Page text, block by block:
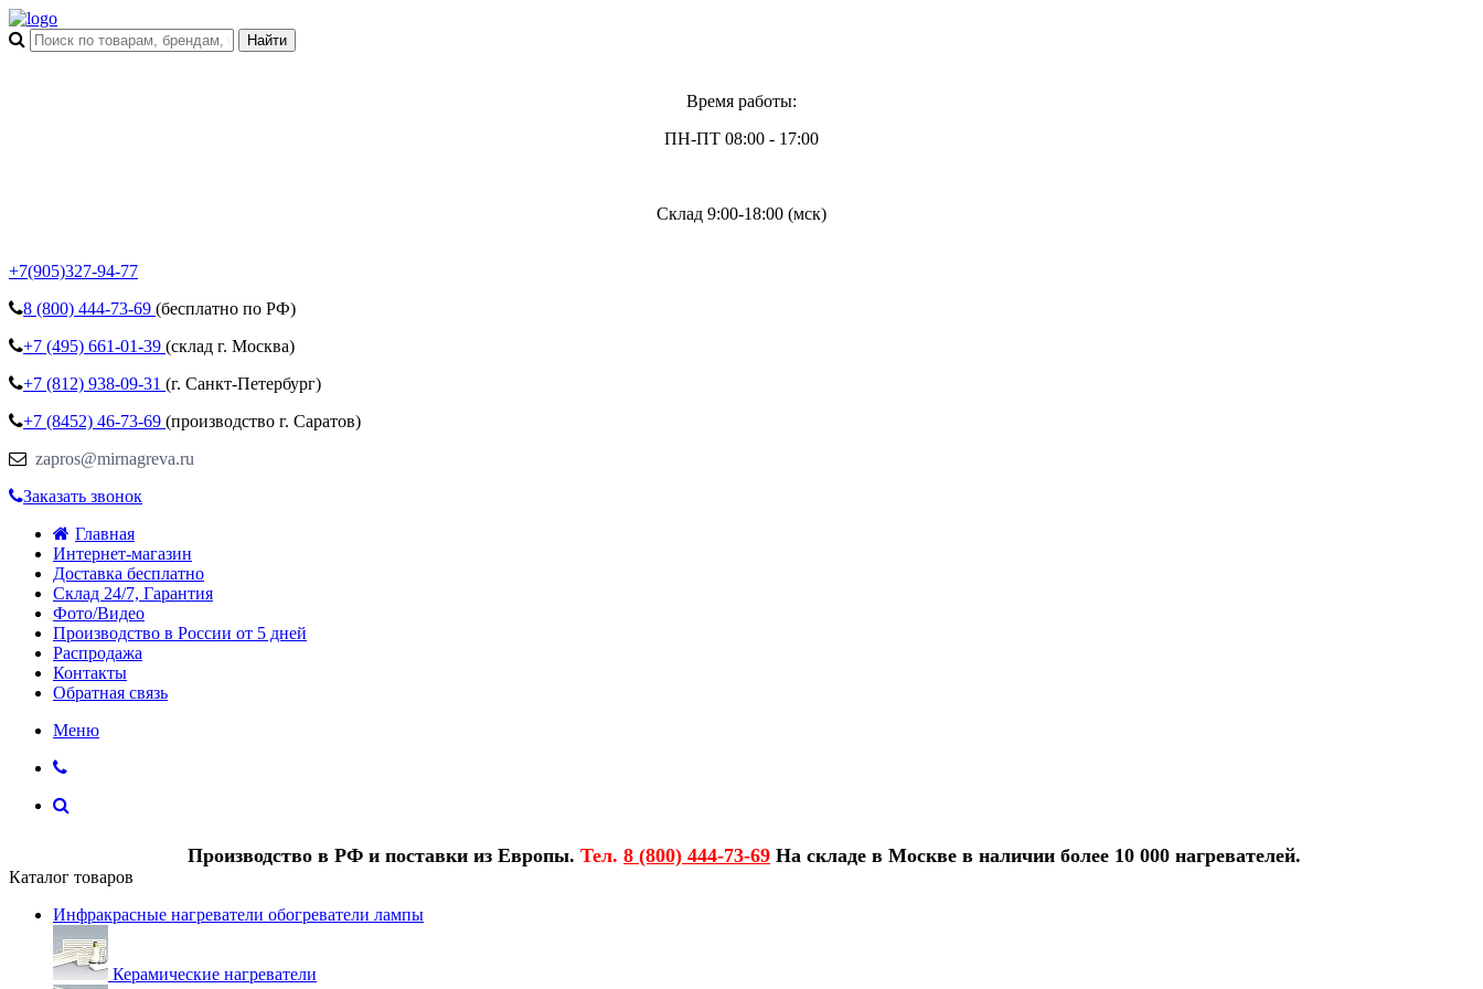
Время работы:
ПН-ПТ 08:00 - 17:00
Склад 9:00-18:00 (мск)
+7(905)327-94-77
8 (800) 444-73-69 (бесплатно по РФ)
+7 (495) 661-01-39 (склад г. Москва)
+7 (812) 938-09-31 (г. Санкт-Петербург)
+7 (8452) 46-73-69 (производство г. Саратов)
zapros@mirnagreva.ru
Заказать звонок
Главная
Интернет-магазин
Доставка бесплатно
Склад 24/7, Гарантия
Фото/Видео
Производство в России от 5 дней
Распродажа
Контакты
Обратная связь
Меню
Производство в РФ и поставки из Европы. Тел. 8 (800) 444-73-69 На складе в Москве в наличии более 10 000 нагревателей.
Каталог товаров
Инфракрасные нагреватели обогреватели лампы
Керамические нагреватели